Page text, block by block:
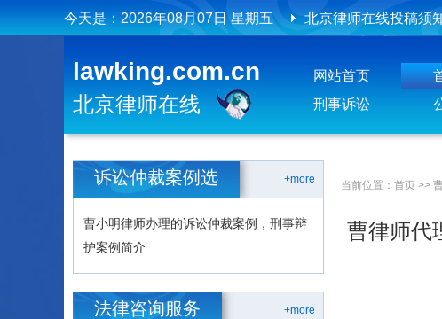
今天是： 2026年08月07日 星期五 北京律师在线投稿须
lawking.com.cn
北京律师在线
网站首页
刑事诉讼
+more
诉讼仲裁案例选
曹小明律师办理的诉讼仲裁案例，刑事辩
护案例简介
+more
法律咨询服务
当前位置： 首页 >>
曹律师代